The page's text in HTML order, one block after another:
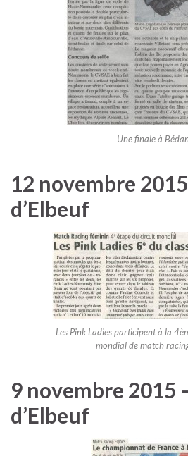
Une finale à
12 novembre
d’Elbeuf
Les Pink Ladies participent à la
mondial de match
9 novembre 2015
d’Elbeuf